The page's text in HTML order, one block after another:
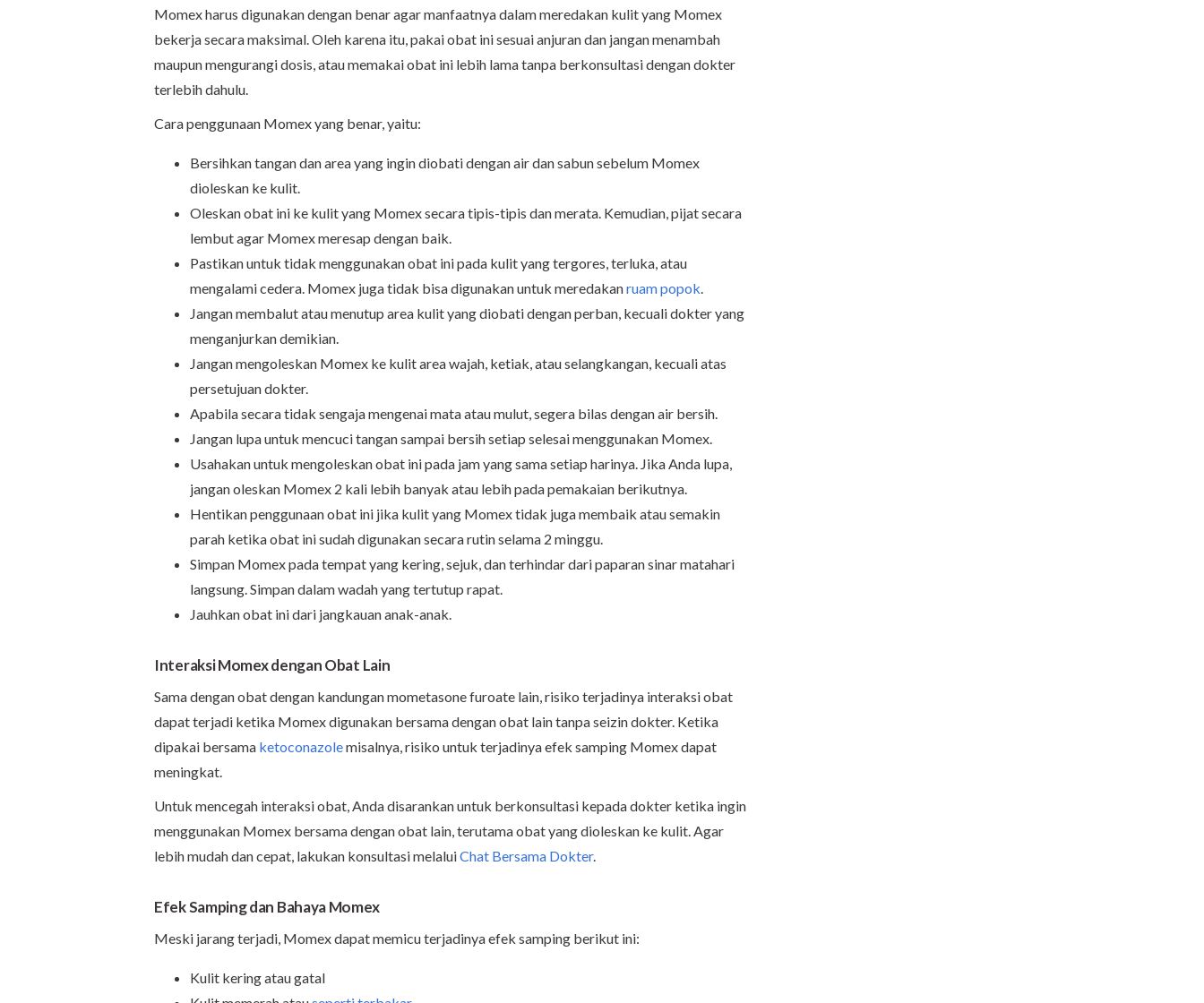
Momex harus digunakan dengan benar agar manfaatnya dalam meredakan kulit yang Momex
bekerja secara maksimal. Oleh karena itu, pakai obat ini sesuai anjuran dan jangan menambah
maupun mengurangi dosis, atau memakai obat ini lebih lama tanpa berkonsultasi dengan dokter
terlebih dahulu.
Cara penggunaan Momex yang benar, yaitu:
Bersihkan tangan dan area yang ingin diobati dengan air dan sabun sebelum Momex
dioleskan ke kulit.
Oleskan obat ini ke kulit yang Momex secara tipis-tipis dan merata. Kemudian, pijat secara
lembut agar Momex meresap dengan baik.
Pastikan untuk tidak menggunakan obat ini pada kulit yang tergores, terluka, atau
mengalami cedera. Momex juga tidak bisa digunakan untuk meredakanruam popok.
Jangan membalut atau menutup area kulit yang diobati dengan perban, kecuali dokter yang
menganjurkan demikian.
Jangan mengoleskan Momex ke kulit area wajah, ketiak, atau selangkangan, kecuali atas
persetujuan dokter.
Apabila secara tidak sengaja mengenai mata atau mulut, segera bilas dengan air bersih.
Jangan lupa untuk mencuci tangan sampai bersih setiap selesai menggunakan Momex.
Usahakan untuk mengoleskan obat ini pada jam yang sama setiap harinya. Jika Anda lupa,
jangan oleskan Momex 2 kali lebih banyak atau lebih pada pemakaian berikutnya.
Hentikan penggunaan obat ini jika kulit yang Momex tidak juga membaik atau semakin
parah ketika obat ini sudah digunakan secara rutin selama 2 minggu.
Simpan Momex pada tempat yang kering, sejuk, dan terhindar dari paparan sinar matahari
langsung. Simpan dalam wadah yang tertutup rapat.
Jauhkan obat ini dari jangkauan anak-anak.
Interaksi Momex dengan Obat Lain
Sama dengan obat dengan kandungan mometasone furoate lain, risiko terjadinya interaksi obat
dapat terjadi ketika Momex digunakan bersama dengan obat lain tanpa seizin dokter. Ketika
dipakai bersama ketoconazolemisalnya, risiko untuk terjadinya efek samping Momex dapat
meningkat.
Untuk mencegah interaksi obat, Anda disarankan untuk berkonsultasi kepada dokter ketika ingin
menggunakan Momex bersama dengan obat lain, terutama obat yang dioleskan ke kulit. Agar
lebih mudah dan cepat, lakukan konsultasi melaluiChat Bersama Dokter.
Efek Samping dan Bahaya Momex
Meski jarang terjadi, Momex dapat memicu terjadinya efek samping berikut ini:
Kulit kering atau gatal